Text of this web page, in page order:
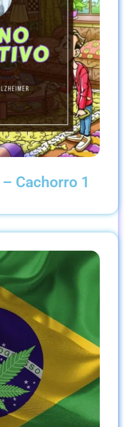
Cachorro 1